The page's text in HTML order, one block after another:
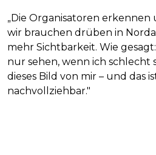
„Die Organisatoren
wir brauchen drüben in
mehr Sichtbarkeit. Wie
nur sehen, wenn ich schlecht
dieses Bild von mir – und das
nachvollziehbar."